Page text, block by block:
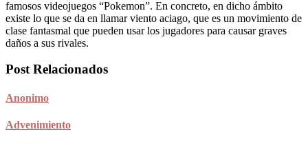
famosos videojuegos “Pokemon”. En concreto, en dicho ámbito
existe lo que se da en llamar viento aciago, que es un movimiento de
clase fantasmal que pueden usar los jugadores para causar graves
daños a sus rivales.
Post Relacionados
Anonimo
Advenimiento